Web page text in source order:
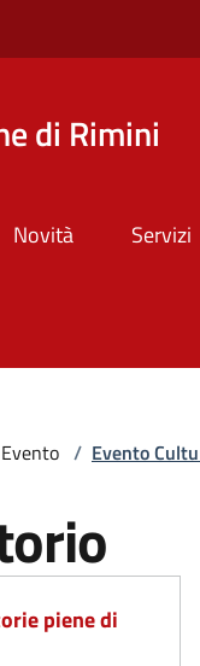
di Rimini
Novità Servizi
di pane
/ Evento
piene di